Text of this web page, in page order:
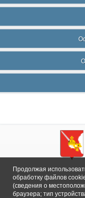
Продолжая
обработку файлов
(сведения о
браузера; тип